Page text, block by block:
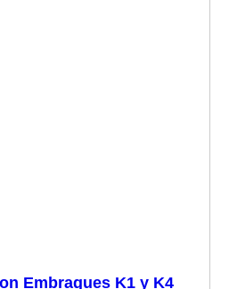
Embragues K1 y K4